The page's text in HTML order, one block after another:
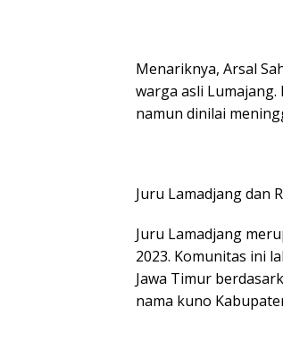
Menariknya, Arsal
warga asli Lumajang.
namun dinilai
Juru Lamadjang dan
Juru Lamadjang
2023. Komunitas ini
Jawa Timur
nama kuno